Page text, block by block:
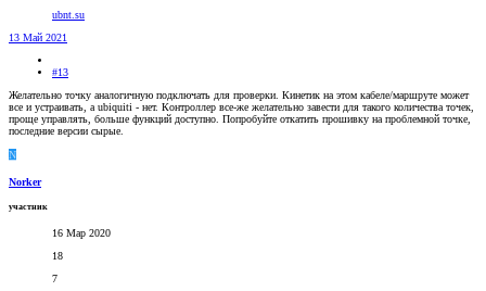
ubnt.su
13 Май 2021
#13
Желательно точку аналогичную подключать для проверки. Кинетик на этом кабеле/маршруте может
все и устраивать, а ubiquiti - нет. Контроллер все-же желательно завести для такого количества точек,
проще управлять, больше функций доступно. Попробуйте откатить прошивку на проблемной точке,
последние версии сырые.
N
Norker
участник
16 Мар 2020
18
7